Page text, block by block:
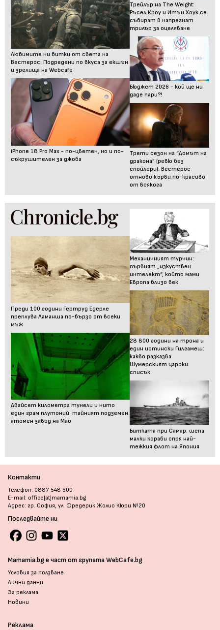
Любимите ни битки от света на
Вестерос: Подредени по вкуса за екшън
и зрелища на Webcafe
iPhone 18 Pro Max - по-цветен, но и по-
съкрушителен за джоба
Трейлър на The Weight:
Ръсел Кроу и Итън Хоук се
събират в напрегнат
трилър за оцеляване
Бюджет 2026 - кой ще ни
даде пари?!
Трети сезон на “Домът на
дракона” (ревю без
спойлери): Вестерос
отново кърви по-красиво
от всякога
Преди 100 години Гертруд Едерле
преплува Ламанша по-бързо от всеки
мъж
Двайсет километра тунели и нито
един грам плутоний: тайният подземен
атомен завод на Мао
Механичният турчин:
първият „изкуствен
интелект“, който мами
Европа близо век
28 800 години на трона и
един истински Гилгамеш:
какво разказва
Шумерският царски
списък
Битката при Самар: шепа
малки кораби спря най-
тежкия флот на Япония
Контакти
Телефон: 0887 548 300
E-mail: office[at]mamamia.bg
Адрес: гр. София, ул. Фредерик Жолио Кюри №20
Последвайте ни
Mamamia.bg е част от групата WebCafe.bg
Условия за ползване
Лични данни
За реклама
Новини
Реклама